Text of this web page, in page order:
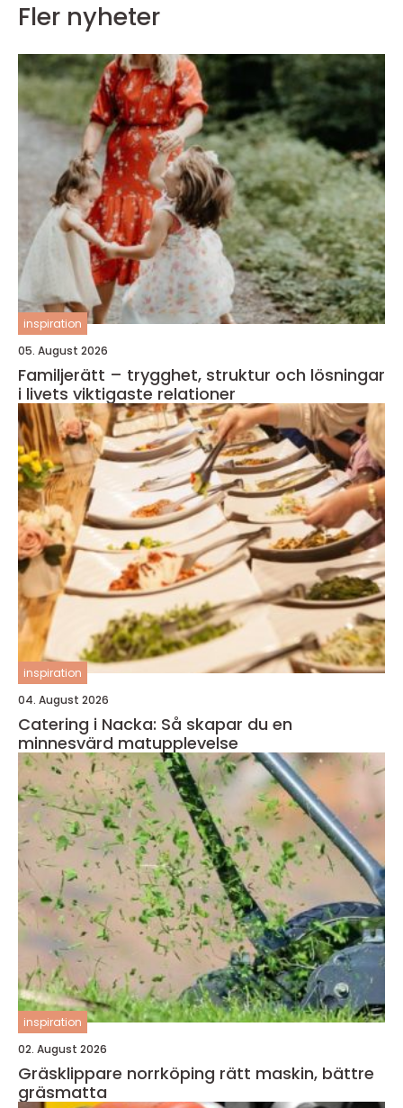
Fler nyheter
inspiration
05. August 2026
Familjerätt – trygghet, struktur och lösningar
i livets viktigaste relationer
inspiration
04. August 2026
Catering i Nacka: Så skapar du en
minnesvärd matupplevelse
inspiration
02. August 2026
Gräsklippare norrköping rätt maskin, bättre
gräsmatta